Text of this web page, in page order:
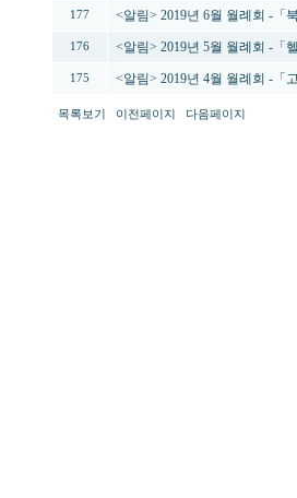
177 <알림> 2019년 6월 월례회 -「
176 <알림> 2019년 5월 월례회 -「
175 <알림> 2019년 4월 월례회 -「
목록보기 이전페이지 다음페이지